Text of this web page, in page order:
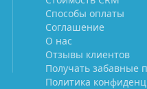
Способы оплаты
Соглашение
О нас
Отзывы клиентов
Получать забавные
Политика